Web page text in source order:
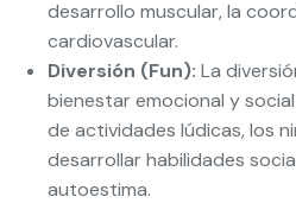
desarrollo muscular, la
cardiovascular.
Diversión (Fun): La
bienestar emocional y
de actividades lúdicas, los
desarrollar habilidades
autoestima.